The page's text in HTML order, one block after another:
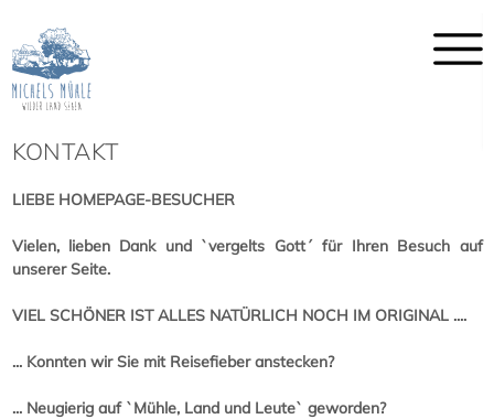
KONTAKT
LIEBE HOMEPAGE-BESUCHER
Vielen, lieben Dank und `vergelts Gott´ für Ihren Besuch auf
unserer Seite.
VIEL SCHÖNER IST ALLES NATÜRLICH NOCH IM ORIGINAL ....
... Konnten wir Sie mit Reisefieber anstecken?
... Neugierig auf `Mühle, Land und Leute` geworden?